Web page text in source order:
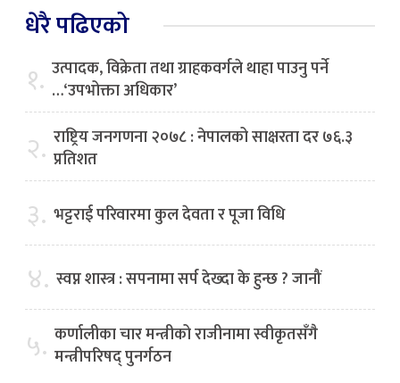
धेरै पढिएको
१. उत्पादक, विक्रेता तथा ग्राहकवर्गले थाहा पाउनु पर्ने
…‘उपभोक्ता अधिकार’
२. राष्ट्रिय जनगणना २०७८ : नेपालको साक्षरता दर ७६.३
प्रतिशत
३. भट्टराई परिवारमा कुल देवता र पूजा विधि
४. स्वप्न शास्त्र : सपनामा सर्प देख्दा के हुन्छ ? जानौं
५. कर्णालीका चार मन्त्रीको राजीनामा स्वीकृतसँगै
मन्त्रीपरिषद् पुनर्गठन